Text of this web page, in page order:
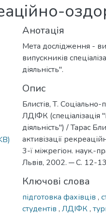
Анотація
Мета дослідження -
випускників
діяльність".
Опис
Блистів, Т. Соціально-
ЛДІФК (спеціалізація
діяльність") / Тарас
активізації
3-ї міжрегіон. наук.-
Львів, 2002. ─ С. 12-
Ключові слова
підготовка фахівців ,
студентів , ЛДІФК ,